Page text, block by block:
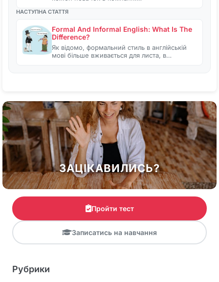
НАСТУПНА СТАТТЯ
Formal And Informal English: What Is The
Difference?
Як відомо, формальний стиль в англійській
мові більше вживається для листа, в…
ЗАЦІКАВИЛИСЬ?
Пройти тест
Записатись на навчання
Рубрики